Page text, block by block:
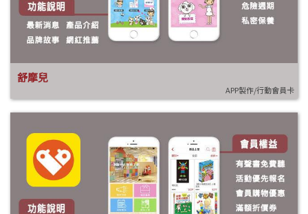
舒摩兒
APP製作/行動會員卡